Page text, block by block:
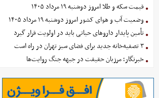
قیمت سکه و طلا امروز دوشنبه ۱۹ مرداد ۱۴۰۵
وضعیت آب و هوای کشور امروز دوشنبه ۱۹ مرداد ۱۴۰۵
تأمین پایدار داروهای حیاتی باید در اولویت قرار گیرد
۳ تصفیه‌خانه جدید برای فضای سبز تهران در راه است
خبرنگار؛ مرزبان حقیقت در جبهه جنگ روایت‌ها